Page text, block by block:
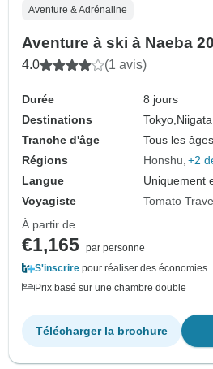
Aventure & Adrénaline
Aventure à ski à Naeba
4.0 (1 avis)
Durée
8 jours
Destinations
Tokyo,Niigata
Tranche d'âge
Tous les
Régions
Honshu +2
Langue
Uniquement
Voyagiste
Tomato
À partir de
€1,165 par personne
S'inscrire pour réaliser des économies
Prix basé sur une chambre double
Télécharger la brochure